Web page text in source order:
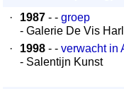
·
1987 - - groep
- Galerie De Vis
·
1998 - - verwacht in
- Salentijn Kunst